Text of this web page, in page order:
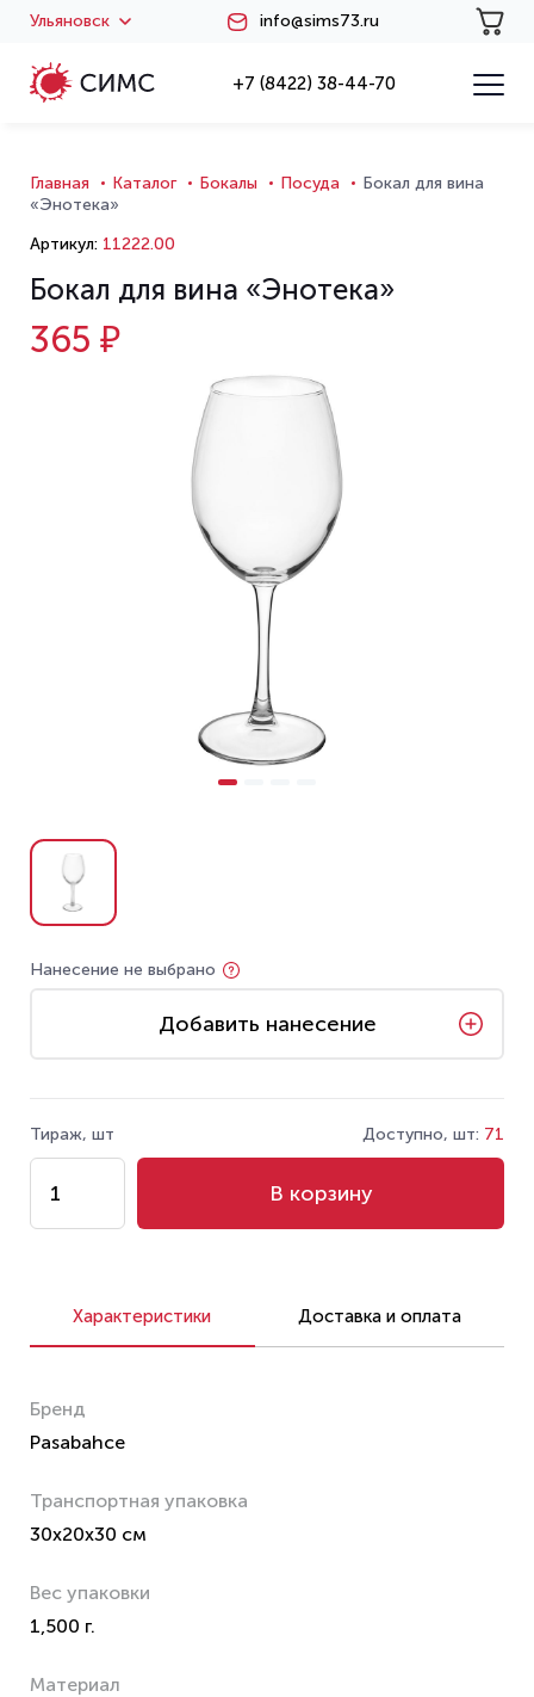
Ульяновск info@sims73.ru
+7 (8422) 38-44-70
Главная Каталог Бокалы Посуда
Бокал для вина
«Энотека»
Артикул: 11222.00
Бокал для вина «Энотека»
365 ₽
Нанесение не выбрано
Добавить нанесение
Тираж, шт Доступно, шт: 71
В корзину
Характеристики Доставка и оплата
Бренд
Pasabahce
Транспортная упаковка
30x20x30 см
Вес упаковки
1,500 г.
Материал